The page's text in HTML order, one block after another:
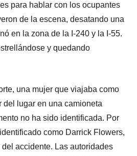
para hablar con los ocupantes
de la escena, desatando una
en la zona de la I-240 y la I-55.
y quedando
una mujer que viajaba como
del lugar en una camioneta
no ha sido identificada. Por
como Darrick Flowers,
accidente. Las autoridades